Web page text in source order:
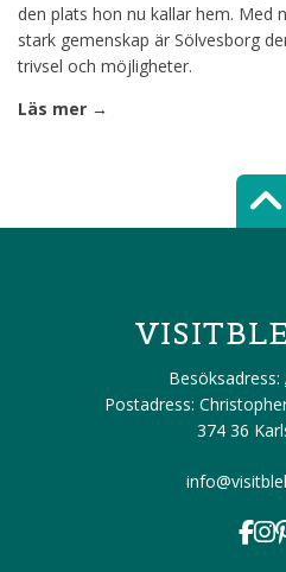
den plats hon nu kallar hem. Med
stark gemenskap är Sölvesborg
trivsel och möjligheter.
Läs mer →
Besöksadress:
Postadress:
374 36